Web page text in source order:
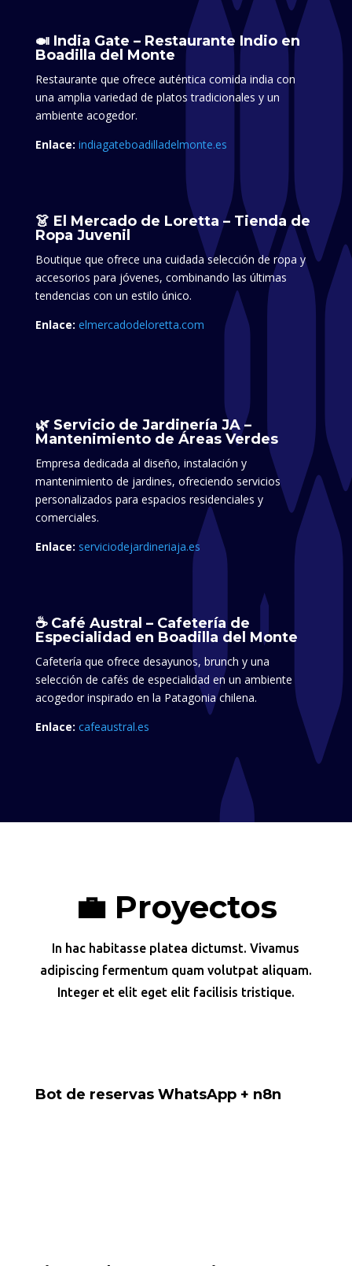
🍛 India Gate – Restaurante Indio en
Boadilla del Monte
Restaurante que ofrece auténtica comida india con
una amplia variedad de platos tradicionales y un
ambiente acogedor.
Enlace: indiagateboadilladelmonte.es
👗 El Mercado de Loretta – Tienda de
Ropa Juvenil
Boutique que ofrece una cuidada selección de ropa y
accesorios para jóvenes, combinando las últimas
tendencias con un estilo único.
Enlace: elmercadodeloretta.com
🌿 Servicio de Jardinería JA –
Mantenimiento de Áreas Verdes
Empresa dedicada al diseño, instalación y
mantenimiento de jardines, ofreciendo servicios
personalizados para espacios residenciales y
comerciales.​
Enlace: serviciodejardineriaja.es
☕ Café Austral – Cafetería de
Especialidad en Boadilla del Monte
Cafetería que ofrece desayunos, brunch y una
selección de cafés de especialidad en un ambiente
acogedor inspirado en la Patagonia chilena.​
Enlace: cafeaustral.es
💼 Proyectos
In hac habitasse platea dictumst. Vivamus
adipiscing fermentum quam volutpat aliquam.
Integer et elit eget elit facilisis tristique.
Bot de reservas WhatsApp + n8n